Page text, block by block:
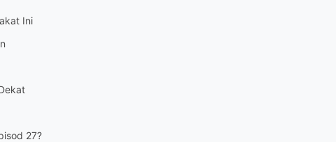
Ini
27?